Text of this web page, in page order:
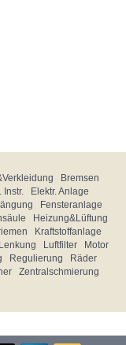
Bremsen
Instr.
Elektr. Anlage
Fensteranlage
Heizung&Lüftung
Kraftstoffanlage
Lenkung Luftfilter
Motor
Regulierung
Räder
Zentralschmierung